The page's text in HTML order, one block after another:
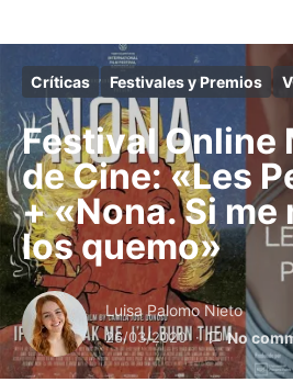
Críticas Festivales y Premios
Festival Online
de Cine: «Les
+ «Nona. Si me
los quemo»
Luisa Palomo Nieto
26/03/2020 No